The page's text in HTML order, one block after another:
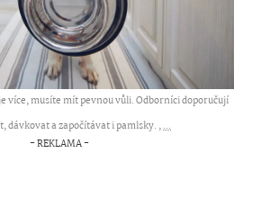
více, musíte mít pevnou vůli. Odborníci doporučují
dávkovat a započítávat i pamlsky. ,...